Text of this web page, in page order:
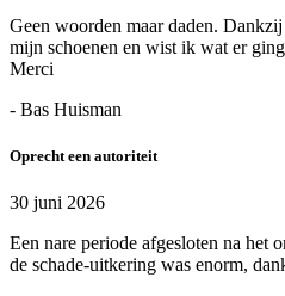
Geen woorden maar daden.
mijn schoenen en wist ik wat er
Merci
- Bas Huisman
Oprecht een autoriteit
30 juni 2026
Een nare periode afgesloten na het
de schade-uitkering was enorm,